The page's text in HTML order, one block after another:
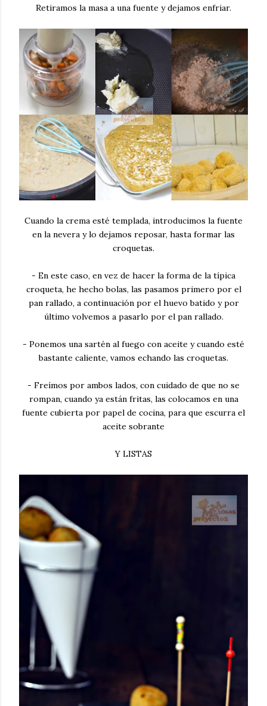
Retiramos la masa a una fuente y dejamos enfriar.
Cuando la crema esté templada, introducimos la fuente
en la nevera y lo dejamos reposar, hasta formar las
croquetas.
- En este caso, en vez de hacer la forma de la típica
croqueta, he hecho bolas, las pasamos primero por el
pan rallado, a continuación por el huevo batido y por
último volvemos a pasarlo por el pan rallado.
- Ponemos una sartén al fuego con aceite y cuando esté
bastante caliente, vamos echando las croquetas.
- Freímos por ambos lados, con cuidado de que no se
rompan, cuando ya están fritas, las colocamos en una
fuente cubierta por papel de cocina, para que escurra el
aceite sobrante
Y LISTAS